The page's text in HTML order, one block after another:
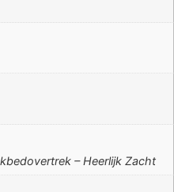
– Heerlijk Zacht